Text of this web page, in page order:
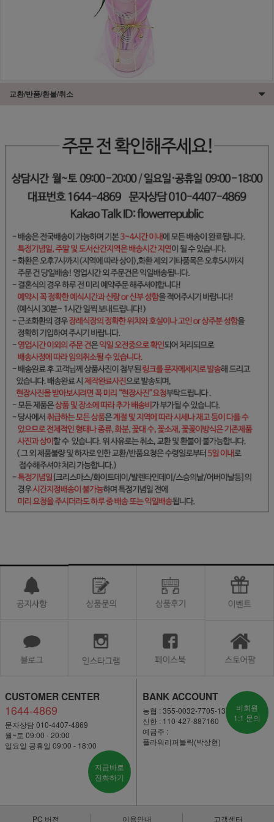
교환/반품/환불/취소
CUSTOMER CENTER
1644-4869
문자상담 010-4407-4869
월~토 09:00 - 20:00
일요일·공휴일 09:00 - 18:00
지금바로
전화하기
BANK ACCOUNT
농협 : 355-0032-7705-13
신한 : 110-427-887160
예금주 :
플라워리퍼블릭(박상현)
비회원
1:1 문의
PC 버전 이용안내 고객센터